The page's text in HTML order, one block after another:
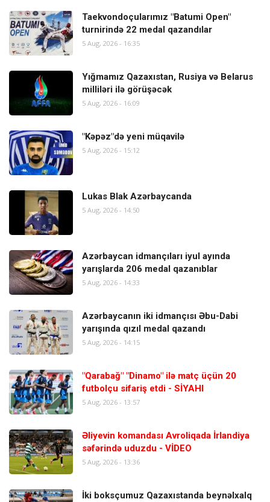
Taekvondoçularımız "Batumi Open"
turnirində 22 medal qazandılar
5 Aug, 2026 - 16:35
Yığmamız Qazaxıstan, Rusiya və Belarus
milliləri ilə görüşəcək
5 Aug, 2026 - 16:09
"Kəpəz"də yeni müqavilə
5 Aug, 2026 - 15:12
Lukas Blak Azərbaycanda
5 Aug, 2026 - 14:50
Azərbaycan idmançıları iyul ayında
yarışlarda 206 medal qazanıblar
5 Aug, 2026 - 14:33
Azərbaycanın iki idmançısı Əbu-Dabi
yarışında qızıl medal qazandı
5 Aug, 2026 - 14:15
"Qarabağ" "Dinamo" ilə matç üçün 20
futbolçu sifariş etdi - SİYAHI
5 Aug, 2026 - 13:57
Əliyevin komandası Avroliqada İrlandiya
səfərində uduzdu - VİDEO
5 Aug, 2026 - 13:36
İki boksçumuz Qazaxıstanda beynəlxalq